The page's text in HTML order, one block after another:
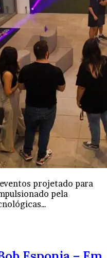
projetado para
pela